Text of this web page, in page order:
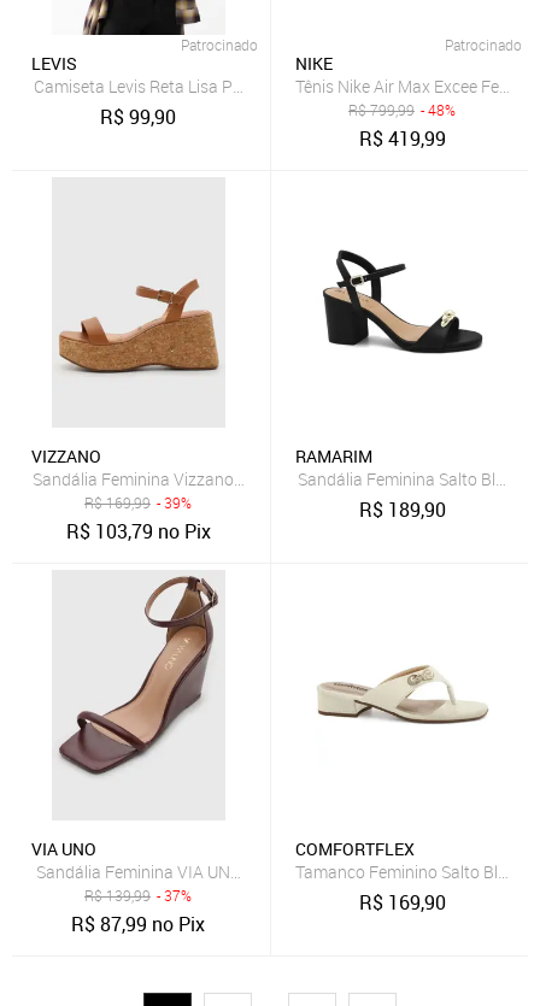
Patrocinado
LEVIS
Camiseta Levis Reta Lisa Preta
R$99,90
Patrocinado
NIKE
Tênis Nike Air Max Excee
R$799,99 - 48%
R$419,99
VIZZANO
Sandália Feminina Vizzano Salto Anabela Caramelo
R$169,99 - 39%
R$ 103,79 no Pix
RAMARIM
Sandália Feminina Salto Bloco
R$ 189,90
VIA UNO
Sandália Feminina VIA UNO Salto Anabela Vinho
R$139,99 - 37%
R$87,99 no Pix
COMFORTFLEX
Tamanco Feminino Salto Bloco
R$ 169,90